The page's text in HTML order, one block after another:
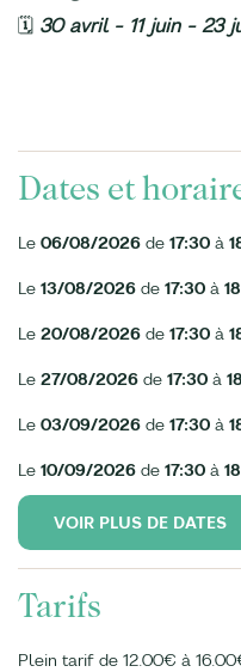
🗓️ 30 avril - 11 juin - 23
Dates et
Le 06/08/2026 de 17:30 à
Le 13/08/2026 de 17:30 à
Le 20/08/2026 de 17:30 à
Le 27/08/2026 de 17:30 à
Le 03/09/2026 de 17:30 à
Le 10/09/2026 de 17:30 à
VOIR PLUS DE DATES
Tarifs
Plein tarif de 12.00€ à